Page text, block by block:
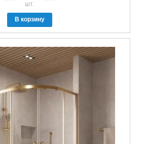
шт.
В корзину